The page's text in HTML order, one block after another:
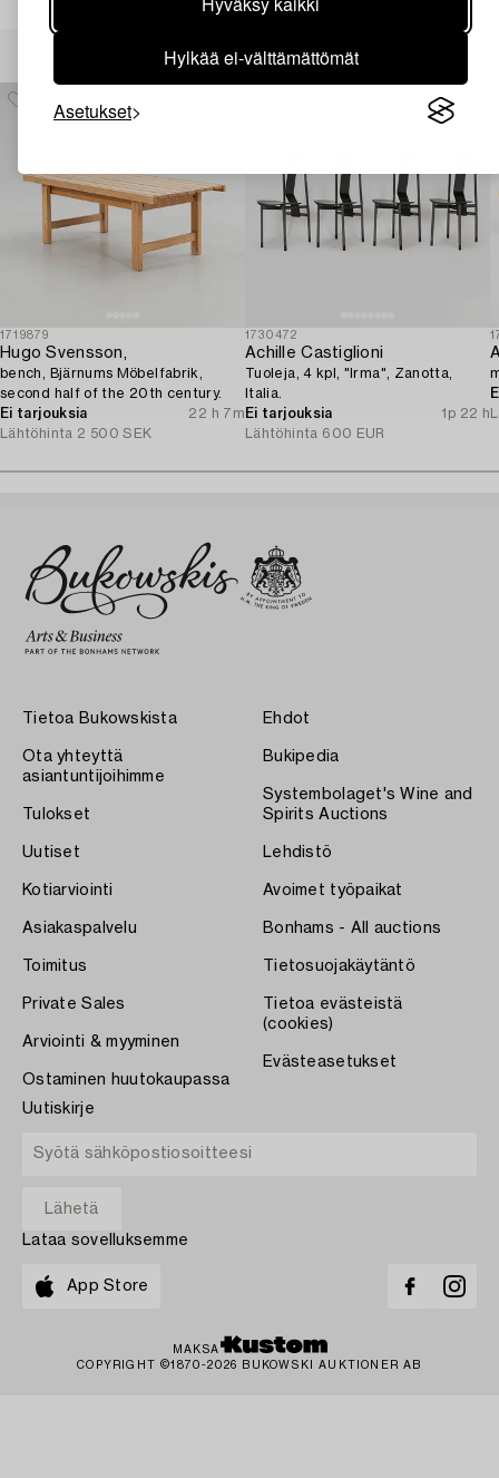
Hylkää ei-välttämättömät
Asetukset
1719879
Hugo Svensson,
bench, Bjärnums Möbelfabrik,
second half of the 20th century.
Ei tarjouksia
22 h 7m
Lähtöhinta 2 500 SEK
1730472
Achille Castiglioni
Tuoleja, 4 kpl, "Irma", Zanotta,
Italia.
Ei tarjouksia
1p 22 h
Lähtöhinta 600 EUR
Tietoa Bukowskista
Ota yhteyttä
asiantuntijoihimme
Tulokset
Uutiset
Kotiarviointi
Asiakaspalvelu
Toimitus
Private Sales
Arviointi & myyminen
Ostaminen huutokaupassa
Ehdot
Bukipedia
Systembolaget's Wine and
Spirits Auctions
Lehdistö
Avoimet työpaikat
Bonhams - All auctions
Tietosuojakäytäntö
Tietoa evästeistä
(cookies)
Evästeasetukset
Uutiskirje
Lataa sovelluksemme
App Store
MAKSA
COPYRIGHT ©1870-2026 BUKOWSKI AUKTIONER AB